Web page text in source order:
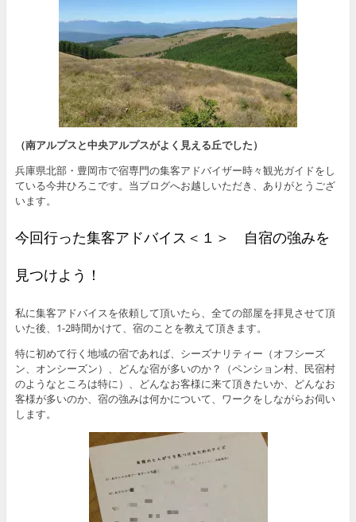
（南アルプスと中央アルプスがよく見える丘でした）
兵庫県北部・豊岡市で宿専門の集客アドバイザー時々観光ガイドをし
ている今井ひろこです。当ブログへお越しいただき、ありがとうござ
います。
今回行った集客アドバイス＜１＞ 自宿の強みを
見つけよう！
私に集客アドバイスを依頼して頂いたら、全ての部屋を拝見させて頂
いた後、1-2時間かけて、宿のことを教えて頂きます。
特に初めて行く地域の宿であれば、シーズナリティー（オフシーズ
ン、オンシーズン）、どんな宿が多いのか？（ペンション村、民宿村
のようなところは特に）、どんなお客様に来て頂きたいか、どんなお
客様が多いのか、宿の強みは何かについて、ワークをしながらお伺い
します。